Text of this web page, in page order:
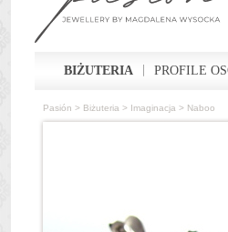
BIŻUTERIA PROFILE
Pasión > Biżuteria > Imaginacja > Naboo